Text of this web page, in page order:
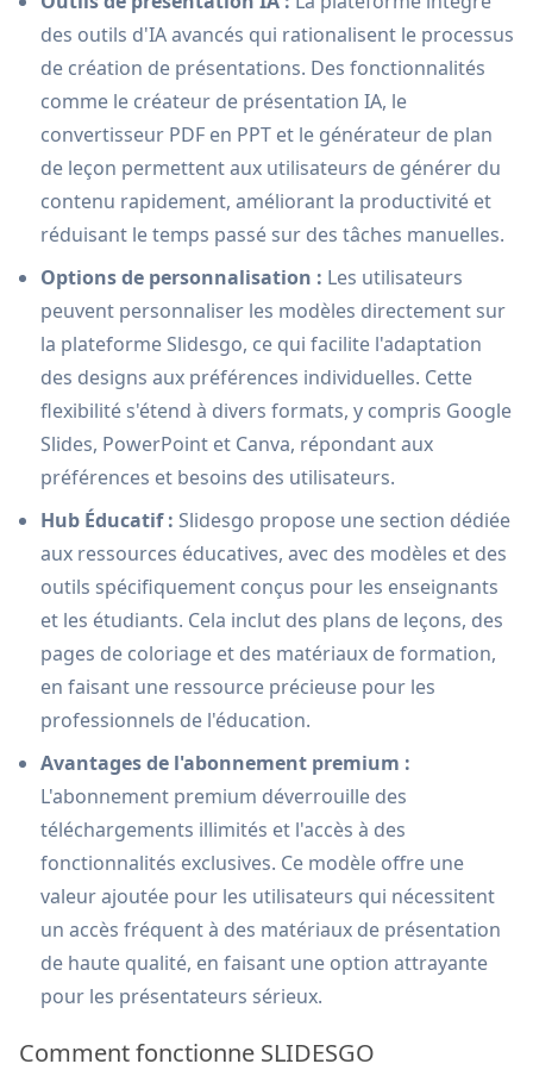
des outils d'IA avancés qui rationalisent le processus
de création de présentations. Des fonctionnalités
comme le créateur de présentation IA, le
convertisseur PDF en PPT et le générateur de plan
de leçon permettent aux utilisateurs de générer du
contenu rapidement, améliorant la productivité et
réduisant le temps passé sur des tâches manuelles.
Options de personnalisation : Les utilisateurs
peuvent personnaliser les modèles directement sur
la plateforme Slidesgo, ce qui facilite l'adaptation
des designs aux préférences individuelles. Cette
flexibilité s'étend à divers formats, y compris Google
Slides, PowerPoint et Canva, répondant aux
préférences et besoins des utilisateurs.
Hub Éducatif : Slidesgo propose une section dédiée
aux ressources éducatives, avec des modèles et des
outils spécifiquement conçus pour les enseignants
et les étudiants. Cela inclut des plans de leçons, des
pages de coloriage et des matériaux de formation,
en faisant une ressource précieuse pour les
professionnels de l'éducation.
Avantages de l'abonnement premium :
L'abonnement premium déverrouille des
téléchargements illimités et l'accès à des
fonctionnalités exclusives. Ce modèle offre une
valeur ajoutée pour les utilisateurs qui nécessitent
un accès fréquent à des matériaux de présentation
de haute qualité, en faisant une option attrayante
pour les présentateurs sérieux.
Comment fonctionne SLIDESGO